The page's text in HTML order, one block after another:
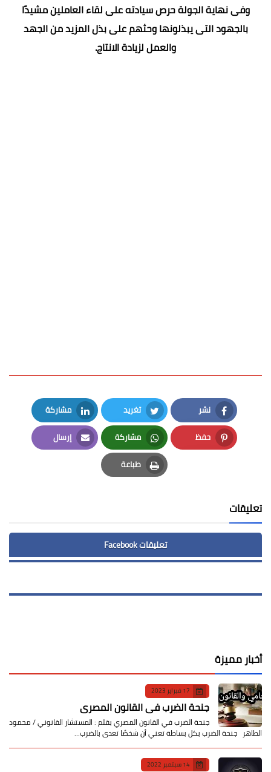
وفى نهاية الجولة حرص سيادته على لقاء العاملين مشيدًا
بالجهود التى يبذلونها وحثهم على بذل المزيد من الجهد
والعمل لزيادة الانتاج.
نشر
Facebook
تغريد
Twitter
مشاركة
LinkedIn
حفظ
Pinterest
مشاركة
Whatsapp
إرسال
Email
طباعة
Print
تعليقات
تعليقات Facebook
أخبار مميزة
17 فبراير 2023
جنحة الضرب في القانون المصري
جنحة الضرب في القانون المصري بقلم : المستشار القانوني / محمود
الطاهر جنحة الضرب بكل بساطة تعني أن شخصًا تعدى بالضرب…
14 سبتمبر 2022